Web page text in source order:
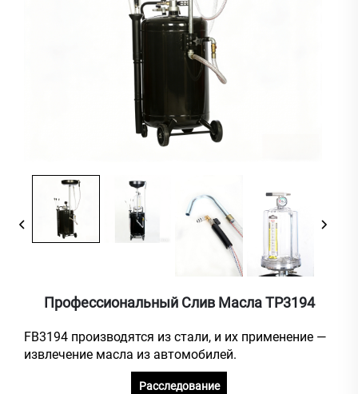
Профессиональный Слив Масла TP3194
FB3194 производятся из стали, и их применение —
извлечение масла из автомобилей.
Расследование